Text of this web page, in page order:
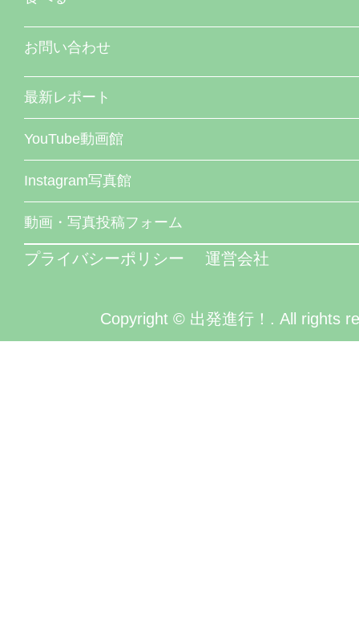
お問い合わせ
最新レポート
YouTube動画館
Instagram写真館
動画・写真投稿フォーム
プライバシーポリシー 運営会社
Copyright © 出発進行！. All rights